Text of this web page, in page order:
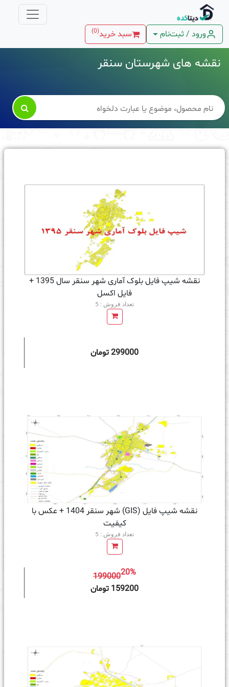
ورود / ثبت‌نام سبد خرید(
0
)
نقشه های شهرستان سنقر

نقشه شیپ فایل بلوک آماری شهر سنقر سال 1395 +
فايل اكسل
تعداد فروش : 5
299000 تومان
نقشه شیپ فایل (GIS) شهر سنقر 1404 + عکس با
کیفیت
تعداد فروش : 5
19900020%
159200 تومان